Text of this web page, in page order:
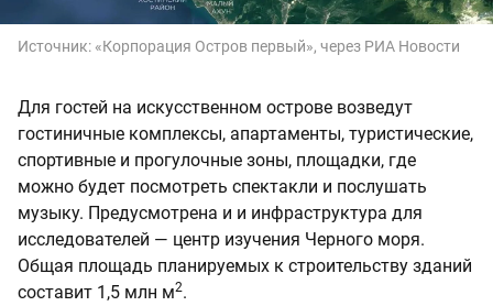
Источник: «Корпорация Остров первый», через РИА Новости
Для гостей на искусственном острове возведут
гостиничные комплексы, апартаменты, туристические,
спортивные и прогулочные зоны, площадки, где
можно будет посмотреть спектакли и послушать
музыку. Предусмотрена и и инфраструктура для
исследователей — центр изучения Черного моря.
Общая площадь планируемых к строительству зданий
составит 1,5 млн м2.